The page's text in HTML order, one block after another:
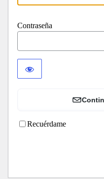
Contraseña
Recuérdame